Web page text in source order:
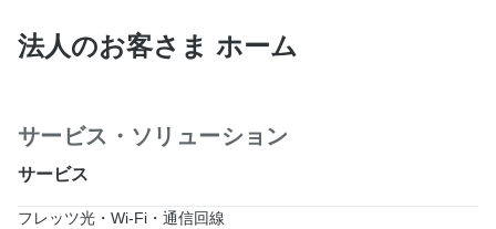
法人のお客さま ホーム
サービス・ソリューション
サービス
フレッツ光・Wi-Fi・通信回線